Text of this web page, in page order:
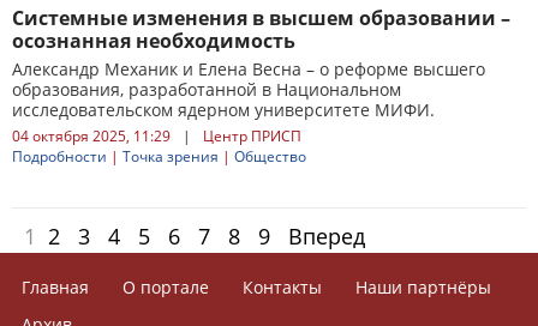
Системные изменения в высшем образовании –
осознанная необходимость
Александр Механик и Елена Весна – о реформе высшего
образования, разработанной в Национальном
исследовательском ядерном университете МИФИ.
04 октября 2025, 11:29 |
Центр ПРИСП
Подробности | Точка зрения | Общество
1 2 3 4 5 6 7 8 9 Вперед
Главная О портале Контакты
Наши партнёры